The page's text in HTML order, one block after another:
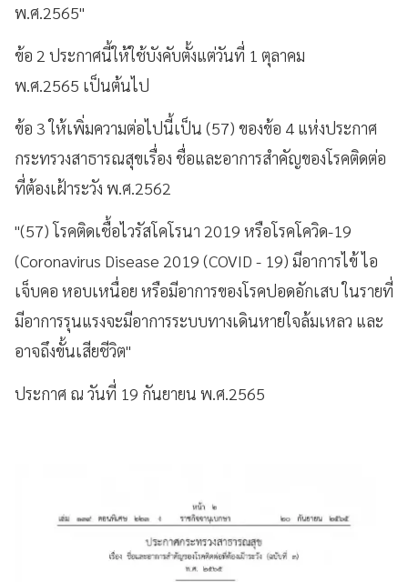
พ.ศ.2565"
ข้อ 2 ประกาศนี้ให้ใช้บังคับตั้งแต่วันที่ 1 ตุลาคม
พ.ศ.2565 เป็นต้นไป
ข้อ 3 ให้เพิ่มความต่อไปนี้เป็น (57) ของข้อ 4 แห่งประกาศ
กระทรวงสาธารณสุขเรื่อง ชื่อและอาการสำคัญของโรคติดต่อ
ที่ต้องเฝ้าระวัง พ.ศ.2562
"(57) โรคติดเชื้อไวรัสโคโรนา 2019 หรือโรคโควิด-19
(Coronavirus Disease 2019 (COVID - 19) มีอาการไข้ ไอ
เจ็บคอ หอบเหนื่อย หรือมีอาการของโรคปอดอักเสบ ในรายที่
มีอาการรุนแรงจะมีอาการระบบทางเดินหายใจล้มเหลว และ
อาจถึงขั้นเสียชีวิต"
ประกาศ ณ วันที่ 19 กันยายน พ.ศ.2565